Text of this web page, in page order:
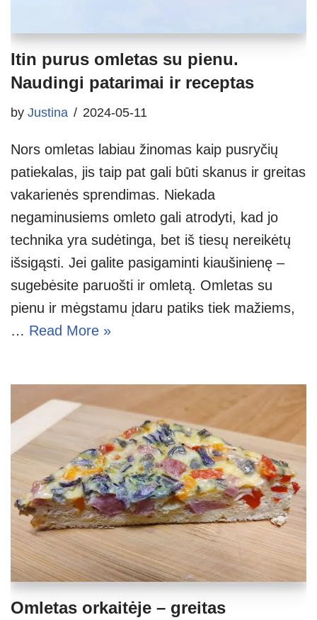
Itin purus omletas su pienu.
Naudingi patarimai ir receptas
by Justina 2024-05-11
Nors omletas labiau žinomas kaip pusryčių
patiekalas, jis taip pat gali būti skanus ir greitas
vakarienės sprendimas. Niekada
negaminusiems omleto gali atrodyti, kad jo
technika yra sudėtinga, bet iš tiesų nereikėtų
išsigąsti. Jei galite pasigaminti kiaušinienę –
sugebėsite paruošti ir omletą. Omletas su
pienu ir mėgstamu įdaru patiks tiek mažiems,
… Read More »
Omletas orkaitėje – greitas